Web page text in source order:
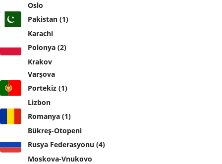
Oslo
Pakistan (1)
Karachi
Polonya (2)
Krakov
Varşova
Portekiz (1)
Lizbon
Romanya (1)
Bükreş-Otopeni
Rusya Federasyonu (4)
Moskova-Vnukovo